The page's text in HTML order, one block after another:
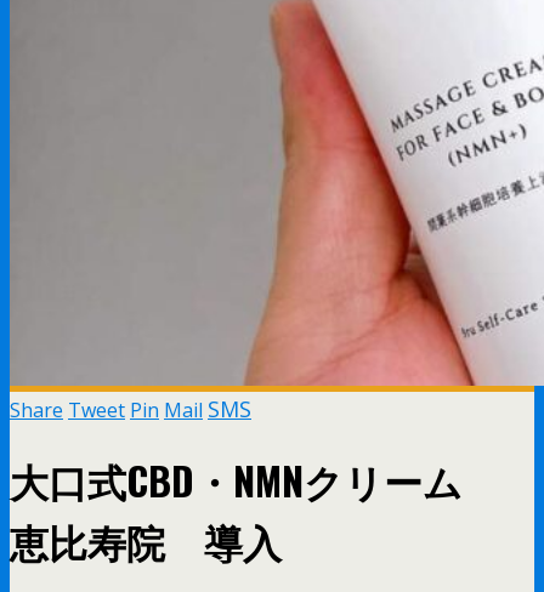
Share Tweet Pin Mail SMS
大口式CBD・NMNクリーム
恵比寿院 導入